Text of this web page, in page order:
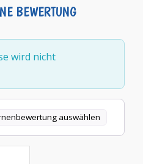
BEWERTUNG
wird nicht
auswählen